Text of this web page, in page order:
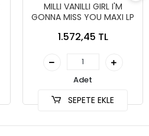
MILLI VANILLI GIRL I'M
GONNA MISS YOU MAXI LP
1.572,45 TL
Adet
SEPETE EKLE